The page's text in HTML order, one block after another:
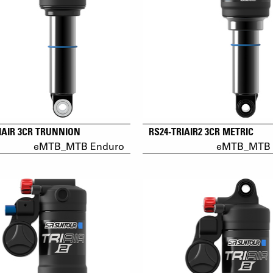
3CR TRUNNION
eMTB_MTB Enduro
RS24-TRIAIR2 3CR METRIC